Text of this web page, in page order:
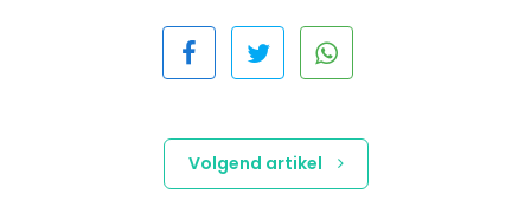
Volgend artikel